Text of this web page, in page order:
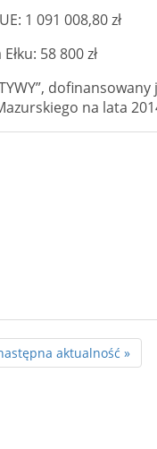
1 091 008,80 zł
58 800 zł
na lata
aktualność »